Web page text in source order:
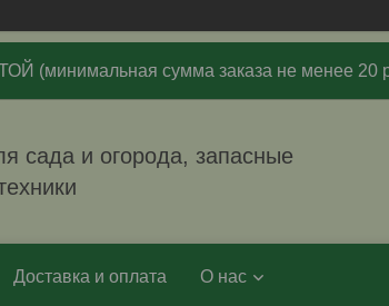
(минимальная сумма заказа не менее 20
сада и огорода, запасные
Доставка и оплата О нас